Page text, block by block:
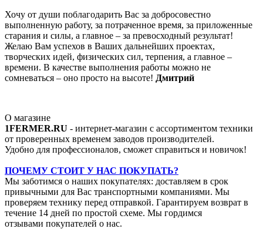
Хочу от души поблагодарить Вас за добросовестно
выполненную работу, за потраченное время, за приложенные
старания и силы, а главное – за превосходный результат!
Желаю Вам успехов в Ваших дальнейших проектах,
творческих идей, физических сил, терпения, а главное –
времени. В качестве выполнения работы можно не
сомневаться – оно просто на высоте! Дмитрий
О магазине
1FERMER.RU - интернет-магазин с ассортиментом техники
от проверенных временем заводов производителей.
Удобно для профессионалов, сможет справиться и новичок!
ПОЧЕМУ СТОИТ У НАС ПОКУПАТЬ?
Мы заботимся о наших покупателях: доставляем в срок
привычными для Вас транспортными компаниями. Мы
проверяем технику перед отправкой. Гарантируем возврат в
течение 14 дней по простой схеме. Мы гордимся
отзывами покупателей о нас.